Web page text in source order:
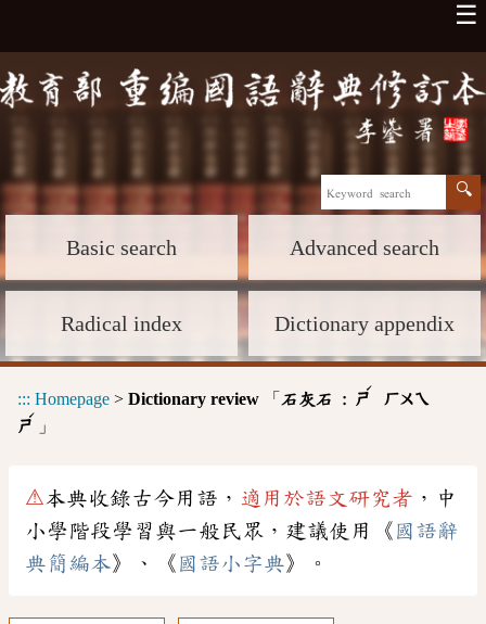
☰
Basic search Advanced search
Radical index Dictionary appendix
::: Homepage > Dictionary review 「 石灰石 : ㄕ
ˊ
ㄏㄨㄟ
ㄕ
ˊ
」
⚠本典收錄古今用語， 適用於語文研究者 ，中
小學階段學習與一般民眾，建議使用《 國語辭
典簡編本》、《 國語小字典》。